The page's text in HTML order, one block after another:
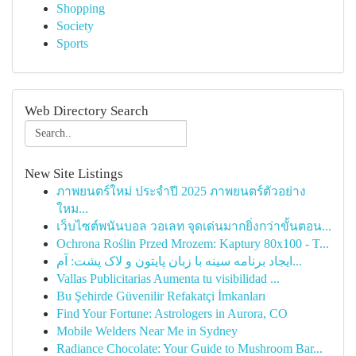
Shopping
Society
Sports
Web Directory Search
New Site Listings
ภาพยนตร์ใหม่ ประจำปี 2025 ภาพยนตร์ตัวอย่าง
ใหม...
เว็บไซต์พนันบอล วอเลท จุดเด่นมากยิ่งกว่าขั้นตอน...
Ochrona Roślin Przed Mrozem: Kaptury 80x100 - T...
ایجاد برنامه سینه با زبان پایتون و لاک پشت: آم...
Vallas Publicitarias Aumenta tu visibilidad ...
Bu Şehirde Güvenilir Refakatçi İmkanları
Find Your Fortune: Astrologers in Aurora, CO
Mobile Welders Near Me in Sydney
Radiance Chocolate: Your Guide to Mushroom Bar...